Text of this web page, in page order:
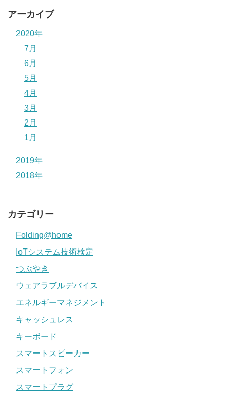
アーカイブ
2020年
7月
6月
5月
4月
3月
2月
1月
2019年
2018年
カテゴリー
Folding@home
IoTシステム技術検定
つぶやき
ウェアラブルデバイス
エネルギーマネジメント
キャッシュレス
キーボード
スマートスピーカー
スマートフォン
スマートプラグ